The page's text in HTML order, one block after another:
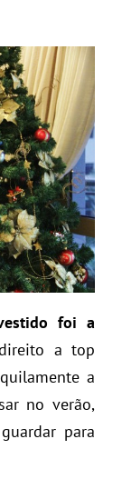
foi a
a top
a
no verão,
para